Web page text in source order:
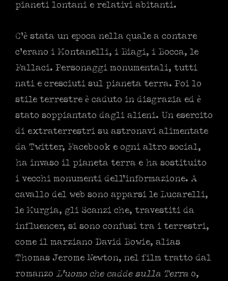
pianeti lontani e relativi abitanti.
C’è stata un epoca nella quale a contare
c’erano i Montanelli, i Biagi, i Bocca, le
Fallaci. Personaggi monumentali, tutti
nati e cresciuti sul pianeta terra. Poi lo
stile terrestre è caduto in disgrazia ed è
stato soppiantato dagli alieni. Un esercito
di extraterrestri su astronavi alimentate
da Twitter, Facebook e ogni altro social,
ha invaso il pianeta terra e ha sostituito
i vecchi monumenti dell’informazione. A
cavallo del web sono apparsi le Lucarelli,
le Murgia, gli Scanzi che, travestiti da
influencer, si sono confusi tra i terrestri,
come il marziano David Bowie, alias
Thomas Jerome Newton, nel film tratto dal
romanzo L’uomo che cadde sulla Terra o,